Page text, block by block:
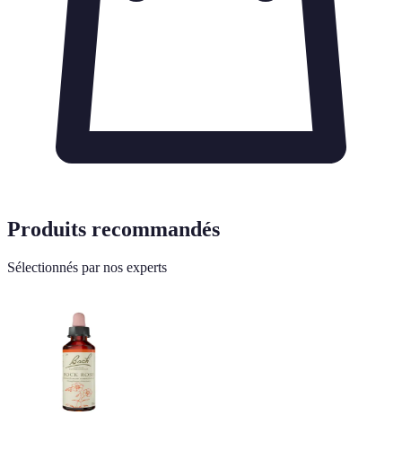
Produits recommandés
Sélectionnés par nos experts